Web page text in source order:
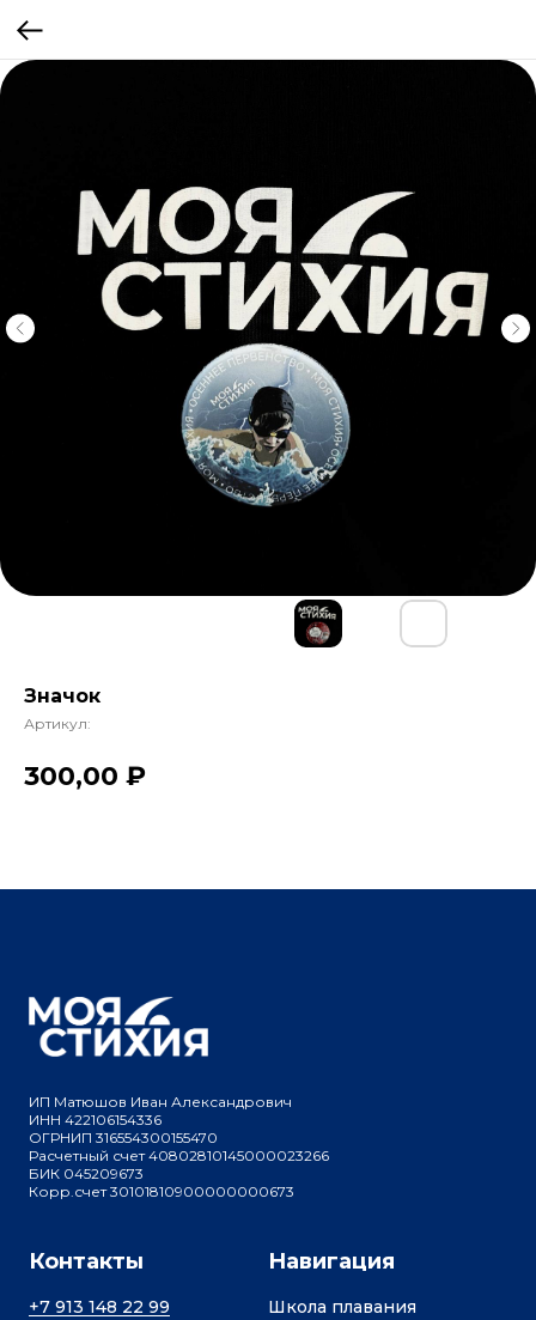
Значок
Артикул:
300,00 ₽
ИП Матюшов Иван Александрович
ИНН 422106154336
ОГРНИП 316554300155470
Расчетный счет 40802810145000023266
БИК 045209673
Корр.счет 30101810900000000673
Контакты
+7 913 148 22 99
Навигация
Школа плавания